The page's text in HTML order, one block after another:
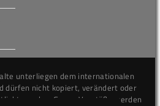
unterliegen dem internationalen
dürfen nicht kopiert, verändert oder
werden. Gegen Verstöße werden